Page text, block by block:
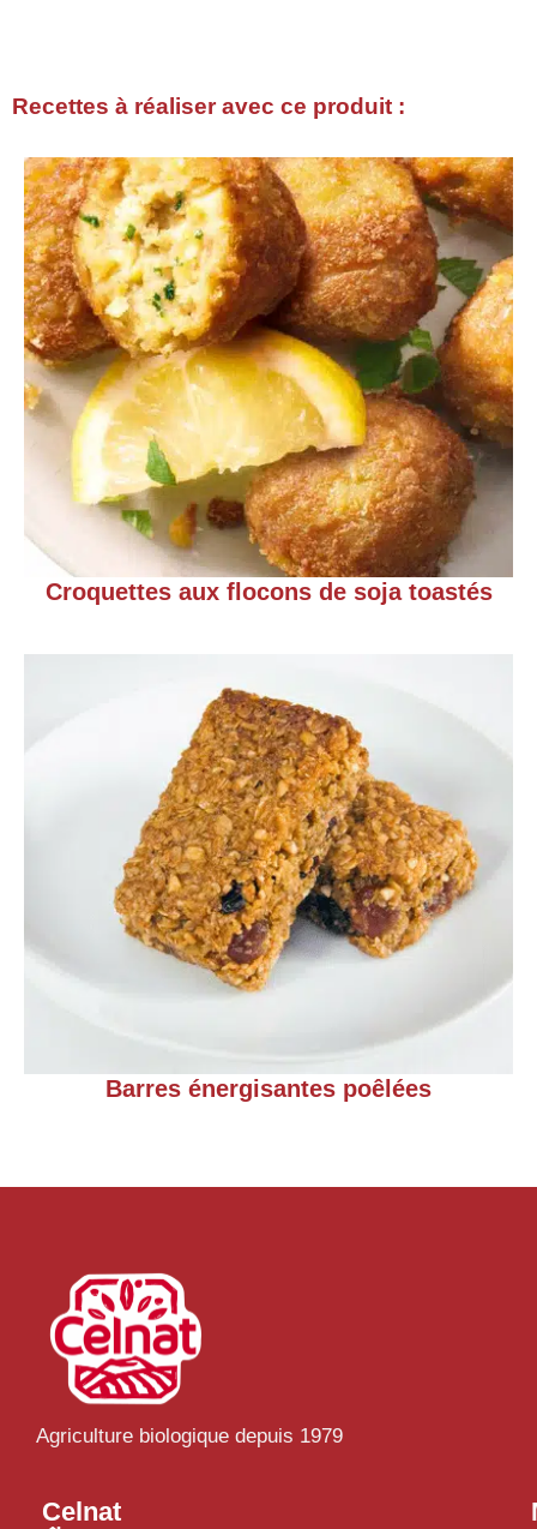
Recettes à réaliser avec ce produit :
Croquettes aux flocons de soja toastés
Barres énergisantes poêlées
Agriculture biologique depuis 1979
Celnat